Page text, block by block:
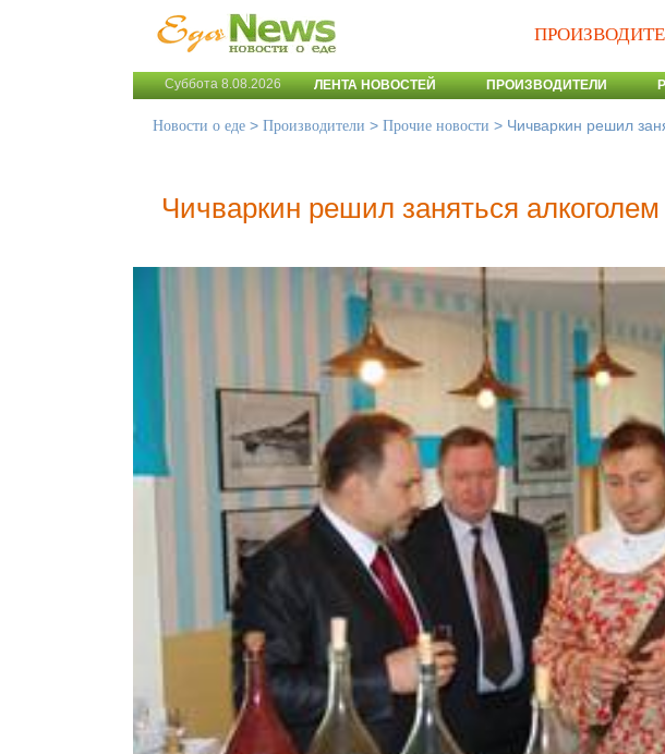
Суббота 8.08.2026 ЛЕНТА НОВОСТЕЙ ПРОИЗВОДИТЕЛИ
Новости о еде > Производители > Прочие новости > Чичваркин решил
Чичваркин решил заняться алкоголем